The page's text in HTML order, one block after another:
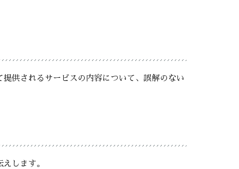
供されるサービスの内容について、誤解のない
します。